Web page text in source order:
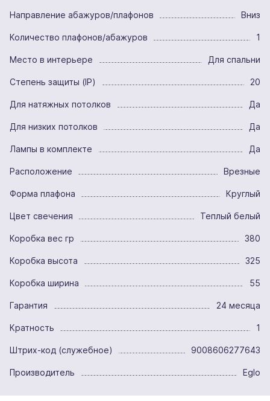
Направление абажуров/плафонов Вниз
Количество плафонов/абажуров 1
Место в интерьере Для спальни
Степень защиты (IP) 20
Для натяжных потолков Да
Для низких потолков Да
Лампы в комплекте Да
Расположение Врезные
Форма плафона Круглый
Цвет свечения Теплый белый
Коробка вес гр 380
Коробка высота 325
Коробка ширина 55
Гарантия 24 месяца
Кратность 1
Штрих-код (служебное) 9008606277643
Производитель Eglo